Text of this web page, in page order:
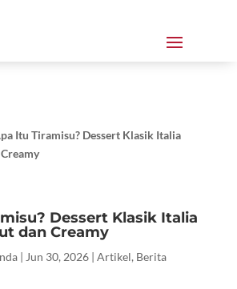
Itu Tiramisu? Dessert Klasik Italia
Dessert Klasik Italia
dan Creamy
| Jun 30, 2026| Artikel, Berita